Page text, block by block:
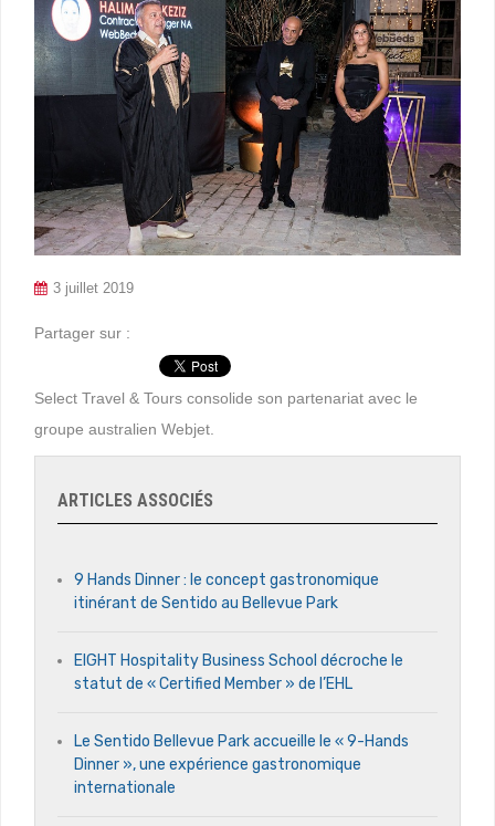
3 juillet 2019
Partager sur :
Select Travel & Tours consolide son partenariat avec le
groupe australien Webjet.
ARTICLES ASSOCIÉS
9 Hands Dinner : le concept gastronomique
itinérant de Sentido au Bellevue Park
EIGHT Hospitality Business School décroche le
statut de « Certified Member » de l’EHL
Le Sentido Bellevue Park accueille le « 9-Hands
Dinner », une expérience gastronomique
internationale